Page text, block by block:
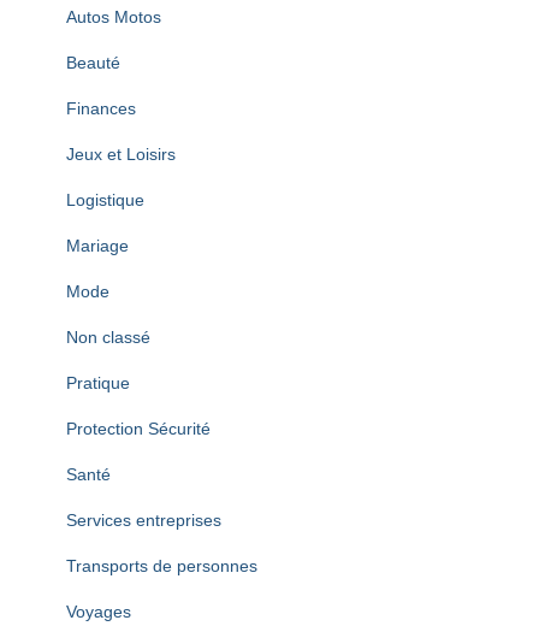
Autos Motos
Beauté
Finances
Jeux et Loisirs
Logistique
Mariage
Mode
Non classé
Pratique
Protection Sécurité
Santé
Services entreprises
Transports de personnes
Voyages